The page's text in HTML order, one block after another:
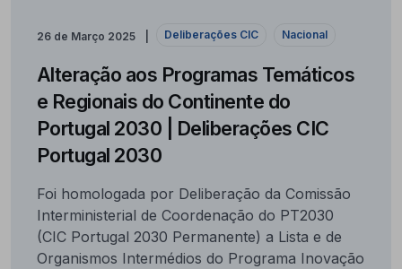
26 de Março 2025 Deliberações CIC Nacional
Alteração aos Programas Temáticos
e Regionais do Continente do
Portugal 2030 | Deliberações CIC
Portugal 2030
Foi homologada por Deliberação da Comissão
Interministerial de Coordenação do PT2030
(CIC Portugal 2030 Permanente) a Lista e de
Organismos Intermédios do Programa Inovação